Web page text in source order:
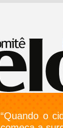
“Quando o